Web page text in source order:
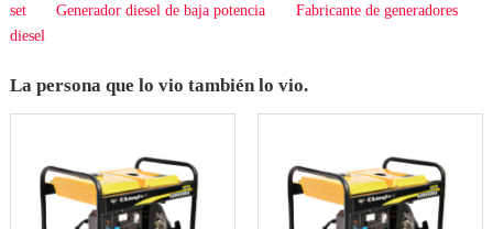
set
Generador diesel de baja potencia
Fabricante de generadores
diesel
La persona que lo vio también lo vio.